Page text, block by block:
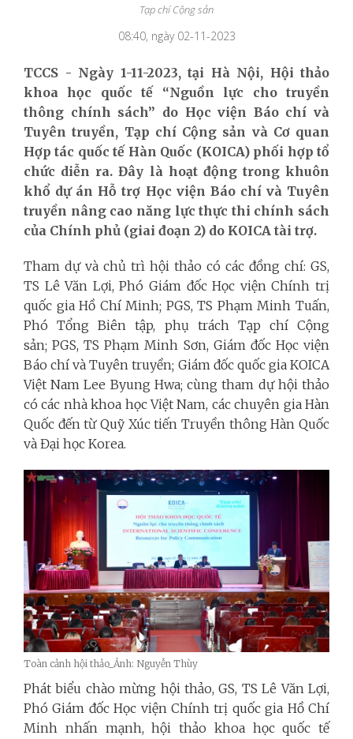
Tạp chí Cộng sản
08:40, ngày 02-11-2023
TCCS - Ngày 1-11-2023, tại Hà Nội, Hội thảo
khoa học quốc tế “Nguồn lực cho truyền
thông chính sách” do Học viện Báo chí và
Tuyên truyền, Tạp chí Cộng sản và Cơ quan
Hợp tác quốc tế Hàn Quốc (KOICA) phối hợp tổ
chức diễn ra. Đây là hoạt động trong khuôn
khổ dự án Hỗ trợ Học viện Báo chí và Tuyên
truyền nâng cao năng lực thực thi chính sách
của Chính phủ (giai đoạn 2) do KOICA tài trợ.
Tham dự và chủ trì hội thảo có các đồng chí: GS,
TS Lê Văn Lợi, Phó Giám đốc Học viện Chính trị
quốc gia Hồ Chí Minh; PGS, TS Phạm Minh Tuấn,
Phó Tổng Biên tập, phụ trách Tạp chí Cộng
sản; PGS, TS Phạm Minh Sơn, Giám đốc Học viện
Báo chí và Tuyên truyền; Giám đốc quốc gia KOICA
Việt Nam Lee Byung Hwa; cùng tham dự hội thảo
có các nhà khoa học Việt Nam, các chuyên gia Hàn
Quốc đến từ Quỹ Xúc tiến Truyền thông Hàn Quốc
và Đại học Korea.
Toàn cảnh hội thảo_Ảnh: Nguyễn Thùy
Phát biểu chào mừng hội thảo, GS, TS Lê Văn Lợi,
Phó Giám đốc Học viện Chính trị quốc gia Hồ Chí
Minh nhấn mạnh, hội thảo khoa học quốc tế